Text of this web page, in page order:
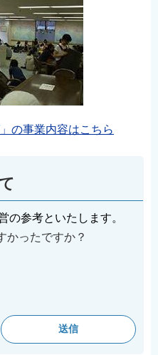
の事業内容はこちら
の参考といたします。
かったですか？